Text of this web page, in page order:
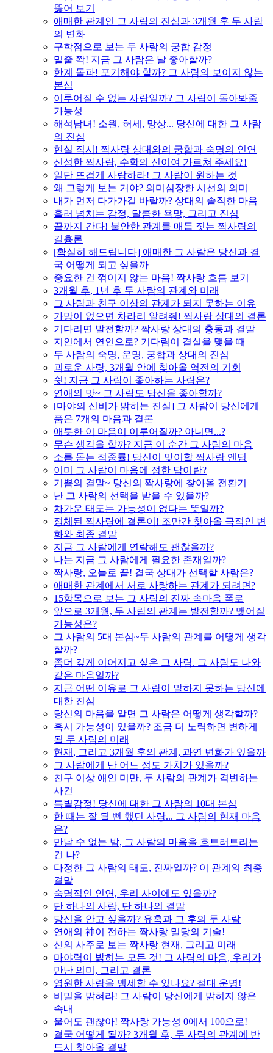
뚫어 보기
애매한 관계인 그 사람의 진심과 3개월 후 두 사람
의 변화
구학점으로 보는 두 사람의 궁합 감정
밑줄 쫙! 지금 그 사람은 날 좋아할까?
한계 돌파! 포기해야 할까? 그 사람의 보이지 않는
본심
이루어질 수 없는 사랑일까? 그 사람이 돌아봐줄
가능성
해석남녀! 소원, 허세, 망상... 당신에 대한 그 사람
의 진심
현실 직시! 짝사랑 상대와의 궁합과 숙명의 인연
신성한 짝사랑, 수학의 신이여 가르쳐 주세요!
일단 뜨겁게 사랑하라! 그 사람이 원하는 것
왜 그렇게 보는 거야? 의미심장한 시선의 의미
내가 먼저 다가가길 바랄까? 상대의 솔직한 마음
흘러 넘치는 감정, 달콤한 욕망, 그리고 진심
끝까지 간다! 불안한 관계를 매듭 짓는 짝사랑의
길흉론
[확실히 해드립니다] 애매한 그 사람은 당신과 결
국 어떻게 되고 싶을까
중요한 건 꺾이지 않는 마음! 짝사랑 흐름 보기
3개월 후, 1년 후 두 사람의 관계와 미래
그 사람과 친구 이상의 관계가 되지 못하는 이유
가망이 없으면 차라리 알려줘! 짝사랑 상대의 결론
기다리면 발전할까? 짝사랑 상대의 충동과 결말
지인에서 연인으로? 기다림이 결실을 맺을 때
두 사람의 숙명, 운명, 궁합과 상대의 진심
괴로운 사랑, 3개월 안에 찾아올 역전의 기회
쉿! 지금 그 사람이 좋아하는 사람은?
연애의 맛~ 그 사람도 당신을 좋아할까?
[마야의 신비가 밝히는 진실] 그 사람이 당신에게
품은 7개의 마음과 결론
애틋한 이 마음이 이루어질까? 아니면...?
무슨 생각을 할까? 지금 이 순간 그 사람의 마음
소름 돋는 적중률! 당신이 맞이할 짝사랑 엔딩
이미 그 사람이 마음에 정한 답이란?
기쁨의 결말~ 당신의 짝사랑에 찾아올 전환기
난 그 사람의 선택을 받을 수 있을까?
차가운 태도는 가능성이 없다는 뜻일까?
정체된 짝사랑에 결론이! 조만간 찾아올 극적인 변
화와 최종 결말
지금 그 사람에게 연락해도 괜찮을까?
나는 지금 그 사람에게 필요한 존재일까?
짝사랑, 오늘로 끝! 결국 상대가 선택할 사람은?
애매한 관계에서 서로 사랑하는 관계가 되려면?
15항목으로 보는 그 사람의 진짜 속마음 폭로
앞으로 3개월, 두 사람의 관계는 발전할까? 맺어질
가능성은?
그 사람의 5대 본심~두 사람의 관계를 어떻게 생각
할까?
좀더 깊게 이어지고 싶은 그 사람. 그 사람도 나와
같은 마음일까?
지금 어떤 이유로 그 사람이 말하지 못하는 당신에
대한 진심
당신의 마음을 알면 그 사람은 어떻게 생각할까?
혹시 가능성이 있을까? 조금 더 노력하면 변하게
될 두 사람의 미래
현재, 그리고 3개월 후의 관계, 과연 변화가 있을까
그 사람에게 난 어느 정도 가치가 있을까?
친구 이상 애인 미만, 두 사람의 관계가 격변하는
사건
특별감정! 당신에 대한 그 사람의 10대 본심
한 때는 잘 될 뻔 했던 사랑... 그 사람의 현재 마음
은?
만날 수 없는 밤, 그 사람의 마음을 흐트러트리는
건 나?
다정한 그 사람의 태도, 진짜일까? 이 관계의 최종
결말
숙명적인 인연, 우리 사이에도 있을까?
단 하나의 사랑, 단 하나의 결말
당신을 안고 싶을까? 유혹과 그 후의 두 사람
연애의 神이 전하는 짝사랑 밀당의 기술!
신의 사주로 보는 짝사랑 현재, 그리고 미래
마야력이 밝히는 모든 것! 그 사람의 마음, 우리가
만난 의미, 그리고 결론
영원한 사랑을 맹세할 수 있나요? 절대 운명!
비밀을 밝혀라! 그 사람이 당신에게 밝히지 않은
속내
울어도 괜찮아! 짝사랑 가능성 0에서 100으로!
결국 어떻게 될까? 3개월 후, 두 사람의 관계에 반
드시 찾아올 결말